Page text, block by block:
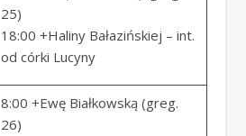
25)
18:00 +Haliny Bałazińskiej – int.
od córki Lucyny
8:00 +Ewę Białkowską (greg.
26)